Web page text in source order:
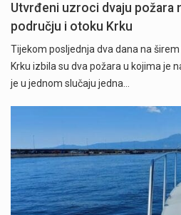
Utvrđeni uzroci dvaju požara
području i otoku Krku
Tijekom posljednja dva dana na
Krku izbila su dva požara u kojima je
je u jednom slučaju jedna…